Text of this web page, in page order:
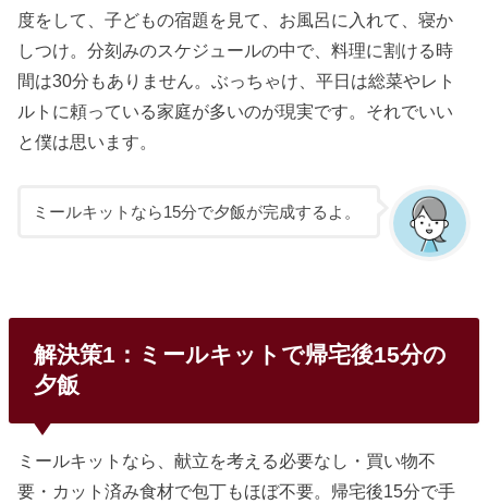
度をして、子どもの宿題を見て、お風呂に入れて、寝か
しつけ。分刻みのスケジュールの中で、料理に割ける時
間は30分もありません。ぶっちゃけ、平日は総菜やレト
ルトに頼っている家庭が多いのが現実です。それでいい
と僕は思います。
ミールキットなら15分で夕飯が完成するよ。
解決策1：ミールキットで帰宅後15分の
夕飯
ミールキットなら、献立を考える必要なし・買い物不
要・カット済み食材で包丁もほぼ不要。帰宅後15分で手